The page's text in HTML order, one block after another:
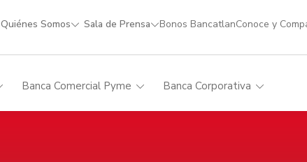
Quiénes Somos Sala de Prensa Bonos BancatlanConoce y
Banca Comercial Pyme Banca Corporativa